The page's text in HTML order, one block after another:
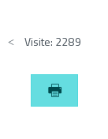
Visite: 2289